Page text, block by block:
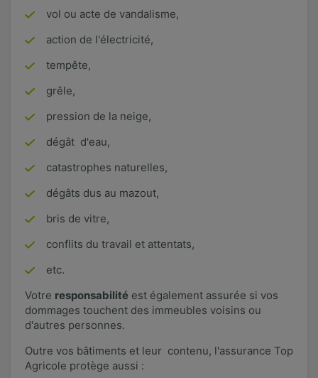
vol ou acte de vandalisme,
action de l'électricité,
tempête,
grêle,
pression de la neige,
dégât d'eau,
catastrophes naturelles,
dégâts dus au mazout,
bris de vitre,
conflits du travail et attentats,
etc.
Votre responsabilité est également assurée si vos
dommages touchent des immeubles voisins ou
d'autres personnes.
Outre vos bâtiments et leur contenu, l'assurance Top
Agricole protège aussi :